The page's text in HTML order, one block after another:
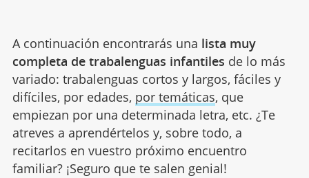
A continuación encontrarás una lista muy
completa de trabalenguas infantiles de lo más
variado: trabalenguas cortos y largos, fáciles y
difíciles, por edades, por temáticas, que
empiezan por una determinada letra, etc. ¿Te
atreves a aprendértelos y, sobre todo, a
recitarlos en vuestro próximo encuentro
familiar? ¡Seguro que te salen genial!